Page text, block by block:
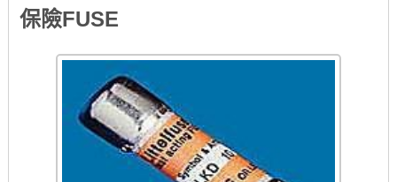
保險FUSE